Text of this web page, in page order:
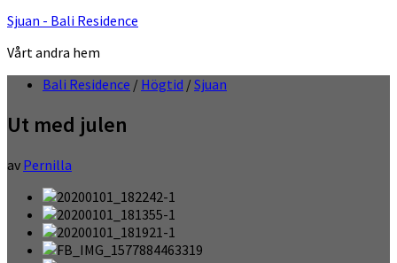
Sjuan - Bali Residence
Vårt andra hem
Bali Residence / Högtid /Sjuan
Ut med julen
av Pernilla